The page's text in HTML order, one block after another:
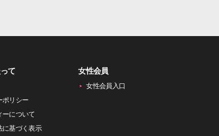
て
ポリシー
ーについて
に基づく表示
女性会員
女性会員入口